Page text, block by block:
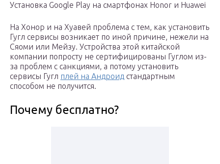
Установка Google Play на смартфонах Honor и Huawei
На Хонор и на Хуавей проблема с тем, как установить
Гугл сервисы возникает по иной причине, нежели на
Сяоми или Мейзу. Устройства этой китайской
компании попросту не сертифицированы Гуглом из-
за проблем с санкциями, а потому установить
сервисы Гугл плей на Андроид стандартным
способом не получится.
Почему бесплатно?